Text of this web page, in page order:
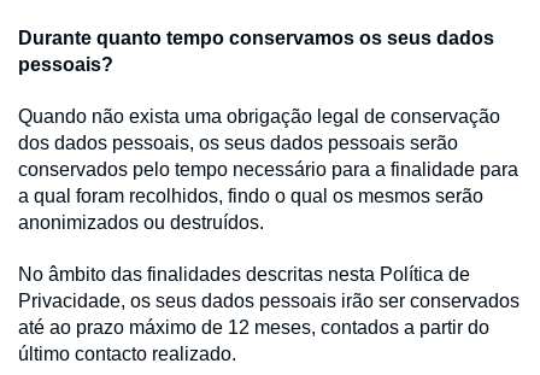
Durante quanto tempo conservamos os seus dados
pessoais?
Quando não exista uma obrigação legal de conservação
dos dados pessoais, os seus dados pessoais serão
conservados pelo tempo necessário para a finalidade para
a qual foram recolhidos, findo o qual os mesmos serão
anonimizados ou destruídos.
No âmbito das finalidades descritas nesta Política de
Privacidade, os seus dados pessoais irão ser conservados
até ao prazo máximo de 12 meses, contados a partir do
último contacto realizado.